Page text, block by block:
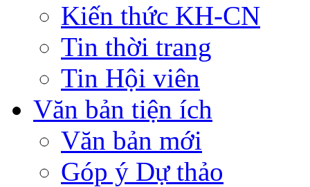
Kiến thức KH-CN
Tin thời trang
Tin Hội viên
Văn bản tiện ích
Văn bản mới
Góp ý Dự thảo